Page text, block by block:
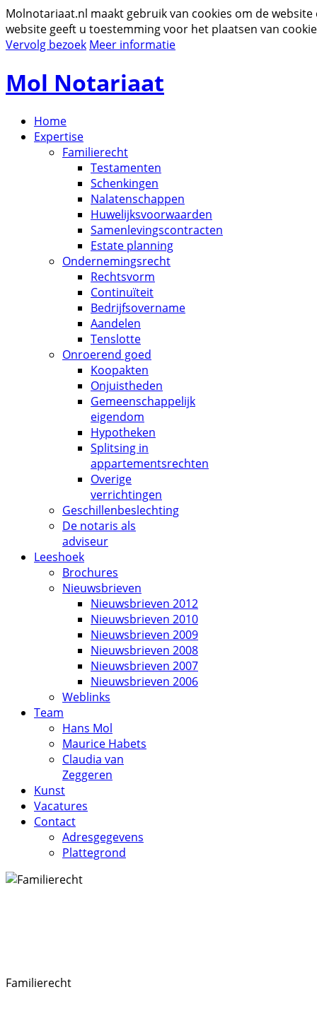
Molnotariaat.nl maakt gebruik van cookies om de
website geeft u toestemming voor het plaatsen van
Vervolg bezoek Meer informatie
Mol Notariaat
Home
Expertise
Familierecht
Testamenten
Schenkingen
Nalatenschappen
Huwelijksvoorwaarden
Samenlevingscontracten
Estate planning
Ondernemingsrecht
Rechtsvorm
Continuïteit
Bedrijfsovername
Aandelen
Tenslotte
Onroerend goed
Koopakten
Onjuistheden
Gemeenschappelijk
eigendom
Hypotheken
Splitsing in
appartementsrechten
Overige
verrichtingen
Geschillenbeslechting
De notaris als
adviseur
Leeshoek
Brochures
Nieuwsbrieven
Nieuwsbrieven 2012
Nieuwsbrieven 2010
Nieuwsbrieven 2009
Nieuwsbrieven 2008
Nieuwsbrieven 2007
Nieuwsbrieven 2006
Weblinks
Team
Hans Mol
Maurice Habets
Claudia van
Zeggeren
Kunst
Vacatures
Contact
Adresgegevens
Plattegrond
Familierecht